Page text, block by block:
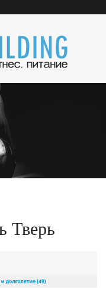
Тверь